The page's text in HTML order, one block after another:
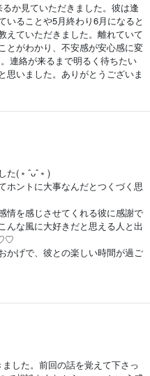
か見ていただきました。彼は逢
いることや5月終わり6月になると
えていただきました。離れていて
とがわかり、不安感が安心感に変
連絡が来るまで明るく待ちたい
思いました。ありがとうございま
た(﹡ˆᴗˆ﹡)
ホントに大事なんだとつくづく思
を感じさせてくれる彼に感謝で
な風に大好きだと思える人と出
かげで、彼との楽しい時間が過ご
した。前回の話を覚えて下さっ